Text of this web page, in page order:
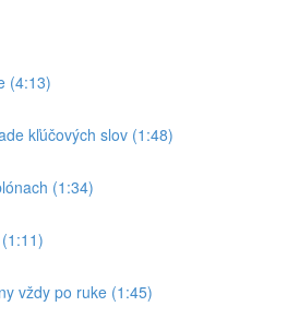
(4:13)
kľúčových slov (1:48)
(1:34)
vždy po ruke (1:45)